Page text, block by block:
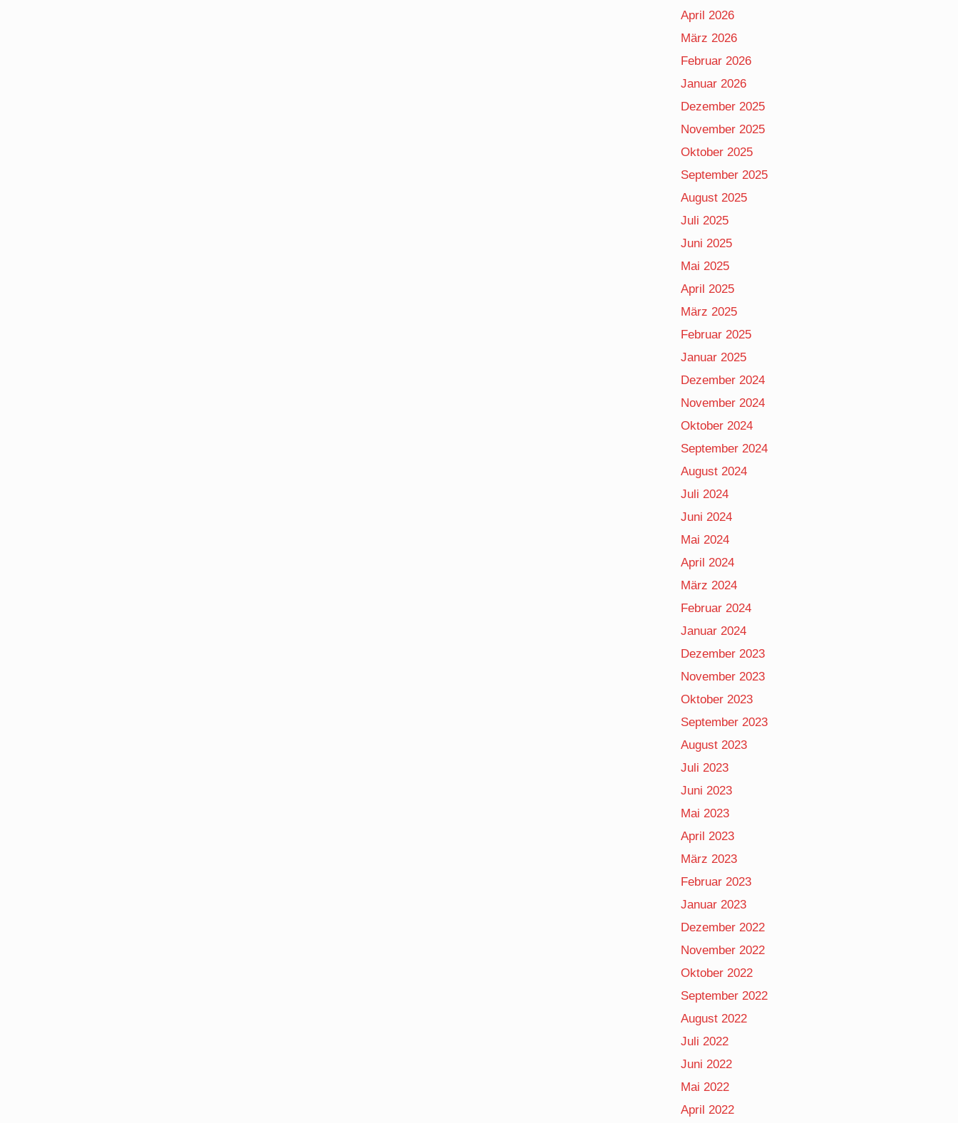
April 2026
März 2026
Februar 2026
Januar 2026
Dezember 2025
November 2025
Oktober 2025
September 2025
August 2025
Juli 2025
Juni 2025
Mai 2025
April 2025
März 2025
Februar 2025
Januar 2025
Dezember 2024
November 2024
Oktober 2024
September 2024
August 2024
Juli 2024
Juni 2024
Mai 2024
April 2024
März 2024
Februar 2024
Januar 2024
Dezember 2023
November 2023
Oktober 2023
September 2023
August 2023
Juli 2023
Juni 2023
Mai 2023
April 2023
März 2023
Februar 2023
Januar 2023
Dezember 2022
November 2022
Oktober 2022
September 2022
August 2022
Juli 2022
Juni 2022
Mai 2022
April 2022